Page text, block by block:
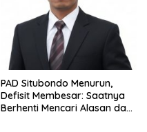
PAD Situbondo Menurun,
Defisit Membesar: Saatnya
Berhenti Mencari Alasan dan